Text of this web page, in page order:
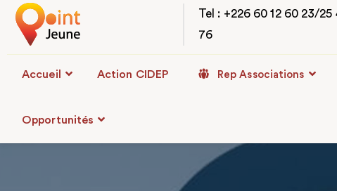
Tel : +226 60 12 60 23/25
76
Accueil Action CIDEP Rep Associations
Opportunités